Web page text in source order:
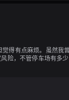
得有点麻烦。虽然我
险，不管停车场有多
现它不存在，或者说